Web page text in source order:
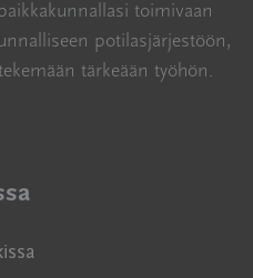
toimivaan
potilasjärjestöön,
tärkeään työhön.